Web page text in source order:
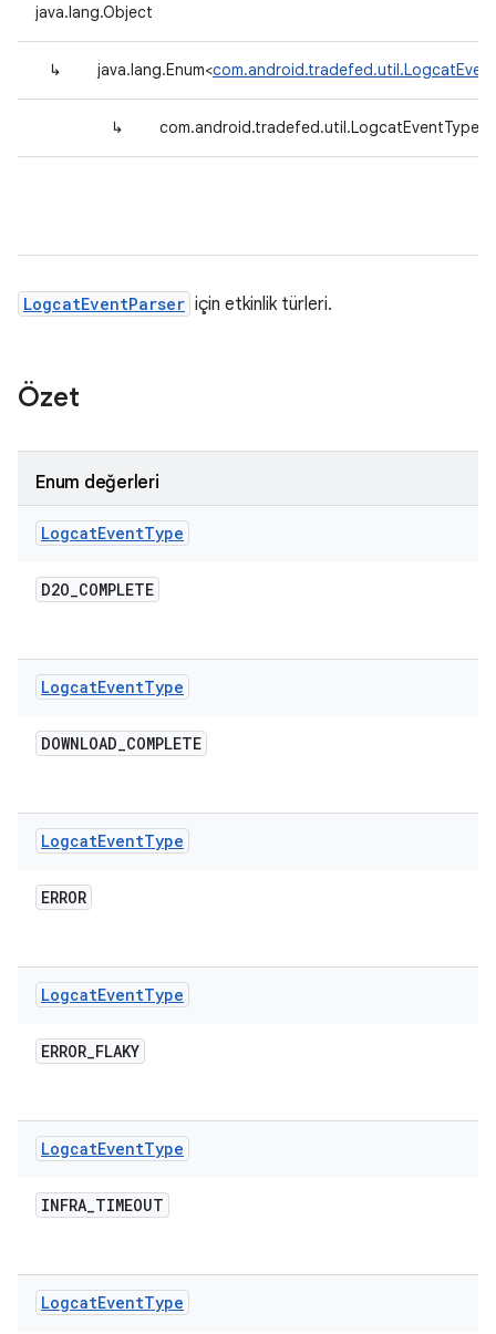
java.lang.Object
↳ java.lang.Enum<
↳ com.android.tradefed.util.LogcatEventType
LogcatEventParser için etkinlik türleri.
Özet
Enum değerleri
LogcatEventType
D2O_COMPLETE
LogcatEventType
DOWNLOAD_COMPLETE
LogcatEventType
ERROR
LogcatEventType
ERROR_FLAKY
LogcatEventType
INFRA_TIMEOUT
LogcatEventType